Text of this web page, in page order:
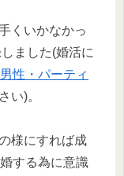
くいかなかっ
ました(婚活に
性・パーティ
い)。
様にすれば成
する為に意識